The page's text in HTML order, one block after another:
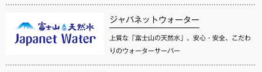
ジャパネットウォーター
上質な「富士山の天然水」。安心・安全、こだわ
りのウォーターサーバー